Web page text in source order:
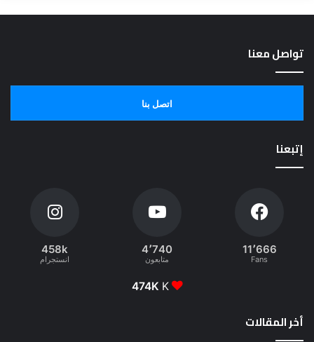
تواصل معنا
اتصل بنا
إتبعنا
11٬666
Fans
4٬740
متابعون
458k
انستجرام
474K K
أخر المقالات